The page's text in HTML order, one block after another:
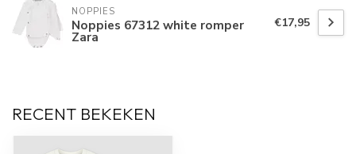
NOPPIES
Noppies 67312 white romper
Zara
€17,95
RECENT BEKEKEN